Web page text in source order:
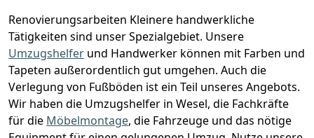
Renovierungsarbeiten Kleinere handwerkliche
Tätigkeiten sind unser Spezialgebiet. Unsere
Umzugshelfer und Handwerker können mit Farben und
Tapeten außerordentlich gut umgehen. Auch die
Verlegung von Fußböden ist ein Teil unseres Angebots.
Wir haben die Umzugshelfer in Wesel, die Fachkräfte
für die Möbelmontage, die Fahrzeuge und das nötige